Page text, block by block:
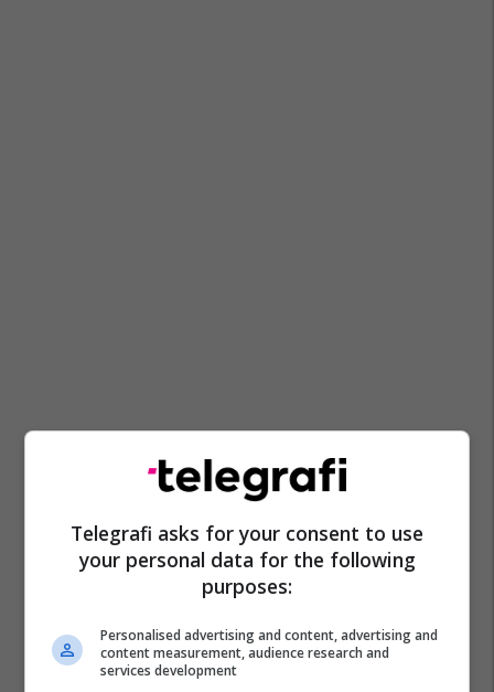
Telegrafi asks for your consent to use
your personal data for the following
purposes:
Personalised advertising and content, advertising and
content measurement, audience research and
services development